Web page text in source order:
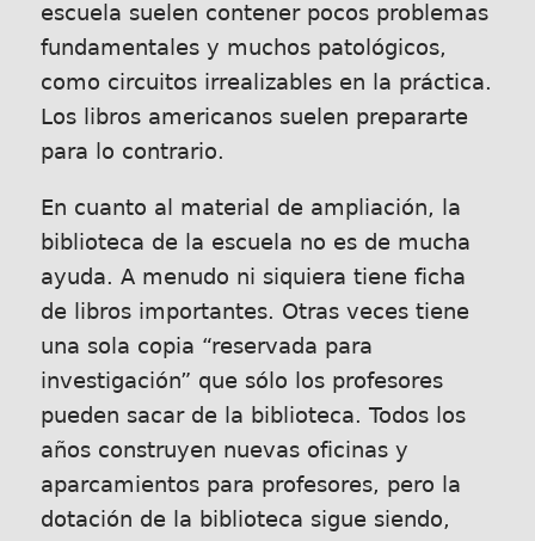
escuela suelen contener pocos problemas
fundamentales y muchos patológicos,
como circuitos irrealizables en la práctica.
Los libros americanos suelen prepararte
para lo contrario.
En cuanto al material de ampliación, la
biblioteca de la escuela no es de mucha
ayuda. A menudo ni siquiera tiene ficha
de libros importantes. Otras veces tiene
una sola copia “reservada para
investigación” que sólo los profesores
pueden sacar de la biblioteca. Todos los
años construyen nuevas oficinas y
aparcamientos para profesores, pero la
dotación de la biblioteca sigue siendo,